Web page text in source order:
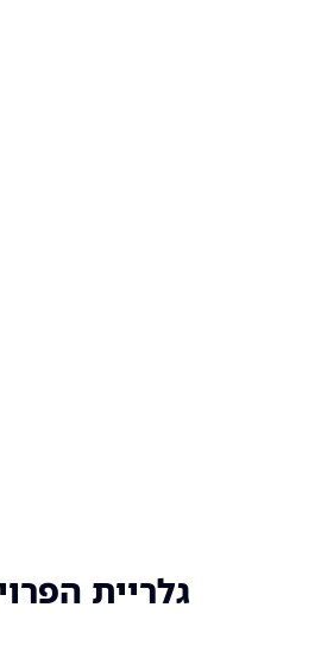
גלריית